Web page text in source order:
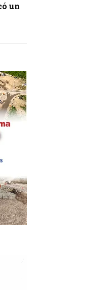
un